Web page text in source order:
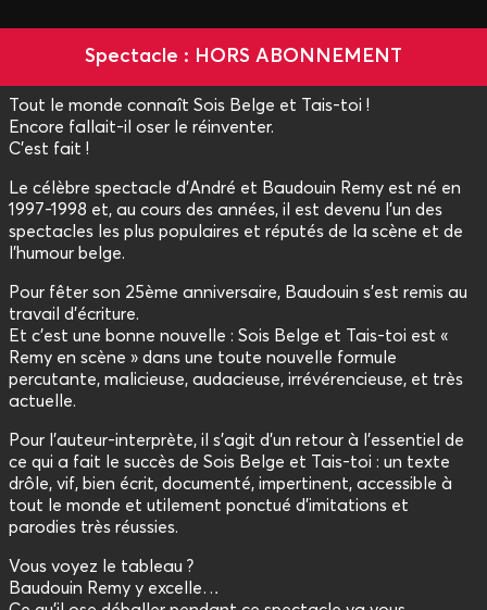
Spectacle : HORS ABONNEMENT
Tout le monde connaît Sois Belge et Tais-toi !
Encore fallait-il oser le réinventer.
C’est fait !
Le célèbre spectacle d’André et Baudouin Remy est né en
1997-1998 et, au cours des années, il est devenu l’un des
spectacles les plus populaires et réputés de la scène et de
l’humour belge.
Pour fêter son 25ème anniversaire, Baudouin s’est remis au
travail d’écriture.
Et c’est une bonne nouvelle : Sois Belge et Tais-toi est «
Remy en scène » dans une toute nouvelle formule
percutante, malicieuse, audacieuse, irrévérencieuse, et très
actuelle.
Pour l’auteur-interprète, il s’agit d’un retour à l’essentiel de
ce qui a fait le succès de Sois Belge et Tais-toi : un texte
drôle, vif, bien écrit, documenté, impertinent, accessible à
tout le monde et utilement ponctué d’imitations et
parodies très réussies.
Vous voyez le tableau ?
Baudouin Remy y excelle…